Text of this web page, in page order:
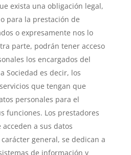
exista una obligación legal,
para la prestación de
o expresamente nos lo
parte, podrán tener acceso
los encargados del
Sociedad es decir, los
que tengan que
personales para el
funciones. Los prestadores
a sus datos
general, se dedican a
de información y